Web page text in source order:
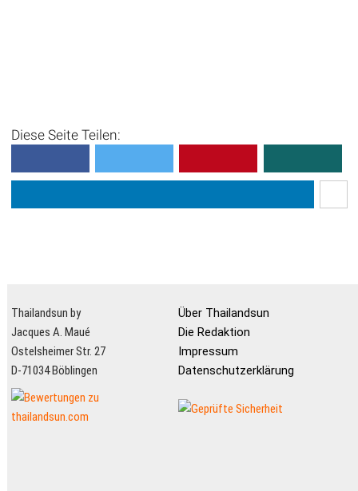
Diese Seite Teilen:
Thailandsun by
Jacques A. Maué
Ostelsheimer Str. 27
D-71034 Böblingen
Über Thailandsun
Die Redaktion
Impressum
Datenschutzerklärung